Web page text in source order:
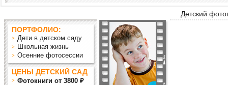
Детский
ПОРТФОЛИО:
Дети в детском саду
Школьная жизнь
Осенние фотосессии
ЦЕНЫ ДЕТСКИЙ САД
Фотокниги от 3800 ₽